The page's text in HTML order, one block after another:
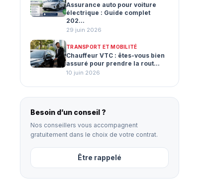
Assurance auto pour voiture
électrique : Guide complet
202...
29 juin 2026
TRANSPORT ET MOBILITÉ
Chauffeur VTC : êtes-vous bien
assuré pour prendre la rout...
10 juin 2026
Besoin d’un conseil ?
Nos conseillers vous accompagnent
gratuitement dans le choix de votre contrat.
Être rappelé